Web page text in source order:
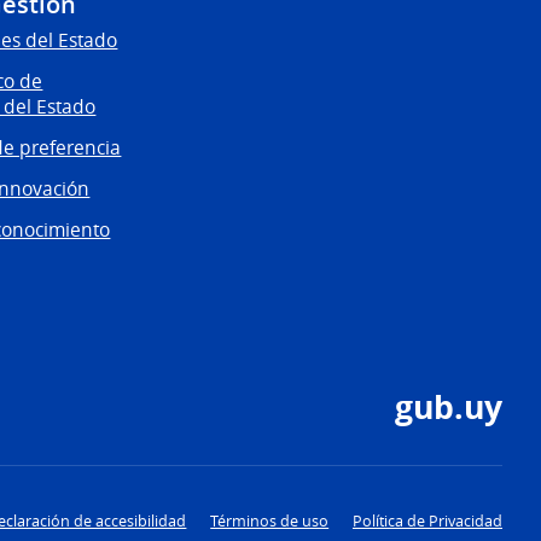
del Estado
de
Estado
preferencia
gub.uy
de accesibilidad Términos de uso Política de Privacidad